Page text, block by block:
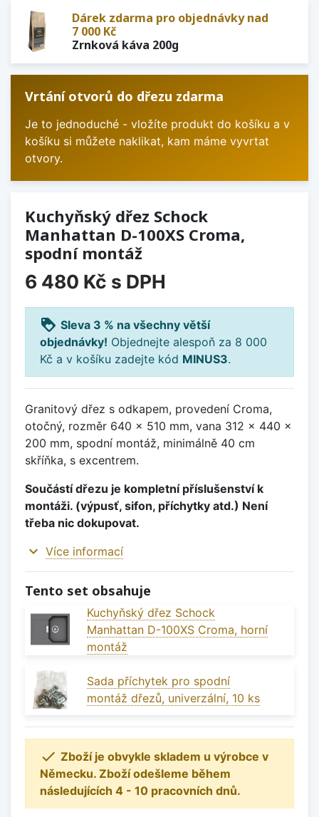
Dárek zdarma pro objednávky nad
7 000 Kč
Zrnková káva 200g
Vrtání otvorů do dřezu zdarma
Je to jednoduché - vložíte produkt do košíku a v
košíku si můžete naklikat, kam máme vyvrtat
otvory.
Kuchyňský dřez Schock
Manhattan D-100XS Croma,
spodní montáž
6 480 Kč s DPH
loyalty Sleva 3 % na všechny větší
objednávky! Objednejte alespoň za 8 000
Kč a v košíku zadejte kód MINUS3.
Granitový dřez s odkapem, provedení Croma,
otočný, rozměr 640 x 510 mm, vana 312 x 440 x
200 mm, spodní montáž, minimálně 40 cm
skříňka, s excentrem.
Součástí dřezu je kompletní příslušenství k
montáži. (výpusť, sifon, příchytky atd.) Není
třeba nic dokupovat.
expand_more Více informací
Tento set obsahuje
Kuchyňský dřez Schock
Manhattan D-100XS Croma, horní
montáž
Sada příchytek pro spodní
montáž dřezů, univerzální, 10 ks
 Zboží je obvykle skladem u výrobce v
Německu. Zboží odešleme během
následujících 4 - 10 pracovních dnů.